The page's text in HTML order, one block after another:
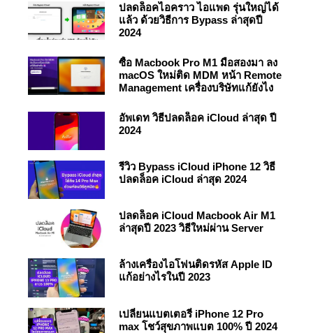
ปลดล็อคไอคราว ไอแพด รุ่นใหญ่ได้
แล้ว ด้วยวิธีการ Bypass ล่าสุดปี
2024
ซื้อ Macbook Pro M1 มือสองมา ลง
macOS ใหม่ติด MDM หน้า Remote
Management เครื่องบริษัทแก้ยังไง
อัพเดท วิธีปลดล็อค iCloud ล่าสุด ปี
2024
รีวิว Bypass iCloud iPhone 12 วิธี
ปลดล็อค iCloud ล่าสุด 2024
ปลดล็อค iCloud Macbook Air M1
ล่าสุดปี 2023 วิธีใหม่ผ่าน Server
ล้างเครื่องไอโฟนติดรหัส Apple ID
แก้อย่างไรในปี 2023
เปลี่ยนแบตเตอรี่ iPhone 12 Pro
max โชว์สุขภาพแบต 100% ปี 2024